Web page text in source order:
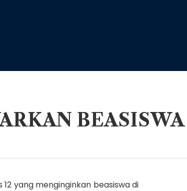
BEASISWA
12 yang menginginkan beasiswa di